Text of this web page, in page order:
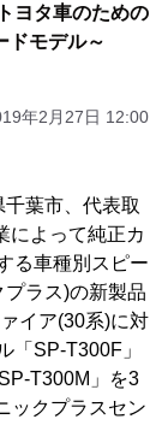
ヨタ車のための
ドモデル～
年2月27日 12:00
葉市、代表取
によって純正カ
る車種別スピー
ラス)の新製品
イア(30系)に対
「SP-T300F」
T300M」を3
ックプラスセン